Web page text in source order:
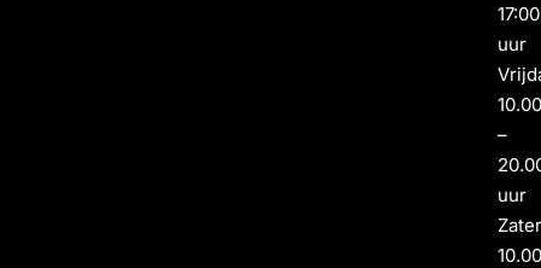
17:00
uur
–
uur